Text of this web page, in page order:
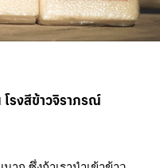
รงสีข้าวจิราภรณ์